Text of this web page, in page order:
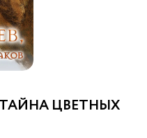
ЦВЕТНЫХ